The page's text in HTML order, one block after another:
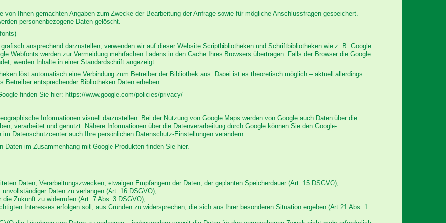
Ihnen gemachten Angaben zum Zwecke der Bearbeitung der Anfrage sowie für mögliche Anschlussfragen gespeichert.
personenbezogene Daten gelöscht.
ansprechend darzustellen, verwenden wir auf dieser Website Scriptbibliotheken und Schriftbibliotheken wie z. B. Google
Webfonts werden zur Vermeidung mehrfachen Ladens in den Cache Ihres Browsers übertragen. Falls der Browser die Google
werden Inhalte in einer Standardschrift angezeigt.
löst automatisch eine Verbindung zum Betreiber der Bibliothek aus. Dabei ist es theoretisch möglich – aktuell allerdings
entsprechender Bibliotheken Daten erheben.
finden Sie hier: https://www.google.com/policies/privacy/
Informationen visuell darzustellen. Bei der Nutzung von Google Maps werden von Google auch Daten über die
verarbeitet und genutzt. Nähere Informationen über die Datenverarbeitung durch Google können Sie den Google-
Datenschutzcenter auch Ihre persönlichen Datenschutz-Einstellungen verändern.
Daten im Zusammenhang mit Google-Produkten finden Sie hier.
Daten, Verarbeitungszwecken, etwaigen Empfängern der Daten, der geplanten Speicherdauer (Art. 15 DSGVO);
Daten zu verlangen (Art. 16 DSGVO);
Zukunft zu widerrufen (Art. 7 Abs. 3 DSGVO);
Interesses erfolgen soll, aus Gründen zu widersprechen, die sich aus Ihrer besonderen Situation ergeben (Art 21 Abs. 1